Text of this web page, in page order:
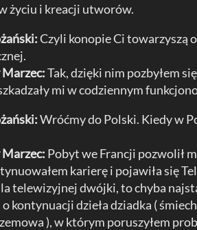
życiu i kreacji utworów.
Czyli konopie Ci towarzyszą
Tak, dzięki nim pozbyłem
mi w codziennym
Wróćmy do Polski. Kiedy w
Pobyt we Francji pozwolił
karierę i pojawiła się
telewizyjnej dwójki, to chyba
kontynuacji dzieła dziadka (
), w którym poruszyłem